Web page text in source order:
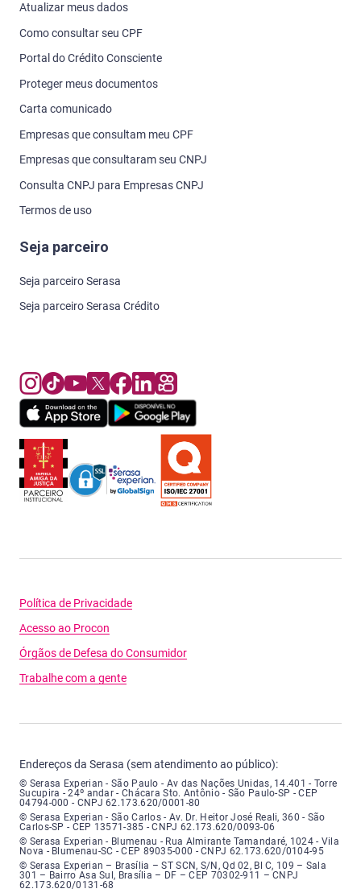
Atualizar meus dados
Como consultar seu CPF
Portal do Crédito Consciente
Proteger meus documentos
Carta comunicado
Empresas que consultam meu CPF
Empresas que consultaram seu CNPJ
Consulta CNPJ para Empresas CNPJ
Termos de uso
Seja parceiro
Seja parceiro Serasa
Seja parceiro Serasa Crédito
Política de Privacidade
Acesso ao Procon
Órgãos de Defesa do Consumidor
Trabalhe com a gente
Endereços da Serasa (sem atendimento ao público):
Serasa Experian - São Paulo - Endereço: Avenida das Nações Unidas,
© Serasa Experian - São Paulo - Av das Nações Unidas, 14.401 - Torre
Sucupira - 24º andar - Chácara Sto. Antônio - São Paulo-SP - CEP
04794-000 - CNPJ 62.173.620/0001-80
Serasa Experian - São Carlos - Endereço: Avenida Doutor Heitor José
© Serasa Experian - São Carlos - Av. Dr. Heitor José Reali, 360 - São
Carlos-SP - CEP 13571-385 - CNPJ 62.173.620/0093-06
Serasa Experian - Blumenau - Endereço: Rua Almirante Tamandaré,
© Serasa Experian - Blumenau - Rua Almirante Tamandaré, 1024 - Vila
Nova - Blumenau-SC - CEP 89035-000 - CNPJ 62.173.620/0104-95
Serasa Experian - Brasília, Endereço: Setor Comercial Norte, sem
© Serasa Experian – Brasília – ST SCN, S/N, Qd 02, Bl C, 109 – Sala
301 – Bairro Asa Sul, Brasília – DF – CEP 70302-911 – CNPJ
62.173.620/0131-68